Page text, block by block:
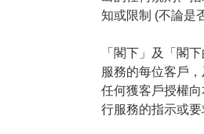
知或限制 (不論是
「閣下」及「閣
服務的每位客戶
任何獲客戶授權
行服務的指示或要